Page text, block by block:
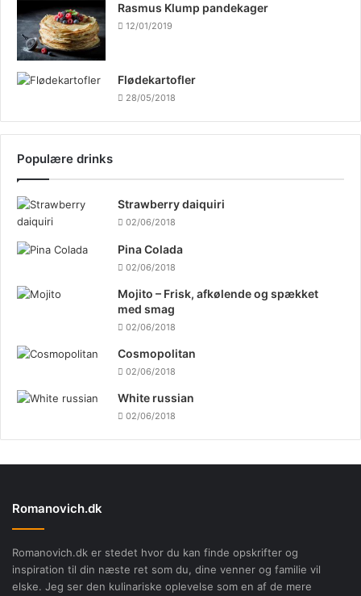
Rasmus Klump pandekager
12/01/2019
Flødekartofler
28/05/2018
Populære drinks
Strawberry daiquiri
02/06/2018
Pina Colada
02/06/2018
Mojito – Frisk, afkølende og spækket
med smag
02/06/2018
Cosmopolitan
02/06/2018
White russian
02/06/2018
Romanovich.dk
Romanovich.dk er stedet hvor du kan finde opskrifter og
inspiration til din næste ret som du, dine venner og familie vil
elske. Jeg ser den kulinariske oplevelse som en af de mere